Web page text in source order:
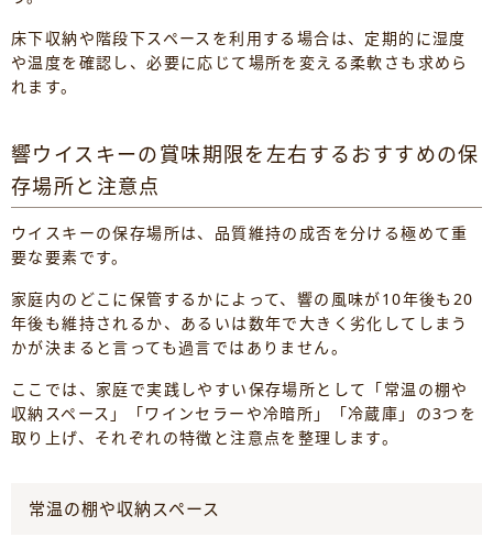
床下収納や階段下スペースを利用する場合は、定期的に湿度
や温度を確認し、必要に応じて場所を変える柔軟さも求めら
れます。
響ウイスキーの賞味期限を左右するおすすめの保
存場所と注意点
ウイスキーの保存場所は、品質維持の成否を分ける極めて重
要な要素です。
家庭内のどこに保管するかによって、響の風味が10年後も20
年後も維持されるか、あるいは数年で大きく劣化してしまう
かが決まると言っても過言ではありません。
ここでは、家庭で実践しやすい保存場所として「常温の棚や
収納スペース」「ワインセラーや冷暗所」「冷蔵庫」の3つを
取り上げ、それぞれの特徴と注意点を整理します。
常温の棚や収納スペース